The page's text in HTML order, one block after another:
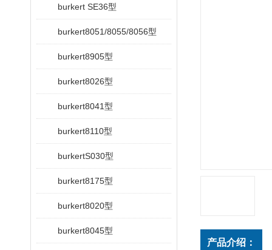
burkert SE36型
burkert8051/8055/8056型
burkert8905型
burkert8026型
burkert8041型
burkert8110型
burkertS030型
burkert8175型
burkert8020型
burkert8045型
产品介绍：